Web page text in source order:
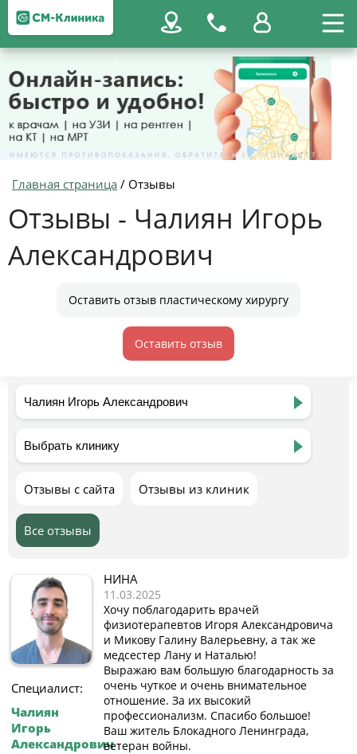
Главная страница / Отзывы
Отзывы - Чалиян Игорь
Александрович
Оставить отзыв пластическому хирургу
Оставить отзыв
Отзывы с сайта Отзывы из клиник
Все отзывы
Специалист:
Чалиян
Игорь
Александрович
НИНА
11.03.2025
Хочу поблагодарить врачей
физиотерапевтов Игоря Александровича
и Микову Галину Валерьевну, а так же
медсестер Лану и Наталью!
Выражаю вам большую благодарность за
очень чуткое и очень внимательное
отношение. За их высокий
профессионализм. Спасибо большое!
Ваш житель Блокадного Ленинграда,
ветеран войны.